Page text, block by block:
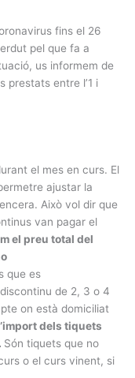
fins el 26
pel que fa a
us informem de
prestats entre l’1 i
el mes en curs. El
ajustar la
Això vol dir que
van pagar el
el preu total del
que es
de 2, 3 o 4
on està domiciliat
dels tiquets
Són tiquets que no
o el curs vinent, si